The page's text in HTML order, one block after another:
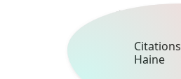
Citations
Haine